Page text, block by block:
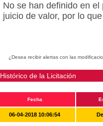
No se han definido en
juicio de valor, por lo
¿Desea recibir alertas con las
Histórico de la Licitación
Fecha
06-04-2018 10:06:54